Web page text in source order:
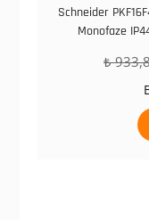
Schneider
Monofaze
₺